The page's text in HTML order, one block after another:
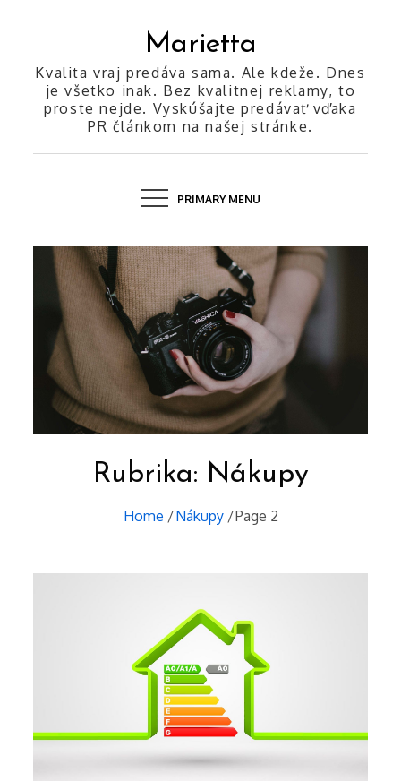
Marietta
Kvalita vraj predáva sama. Ale kdeže. Dnes
je všetko inak. Bez kvalitnej reklamy, to
proste nejde. Vyskúšajte predávať vďaka
PR článkom na našej stránke.
PRIMARY MENU
Rubrika: Nákupy
Home Nákupy Page 2